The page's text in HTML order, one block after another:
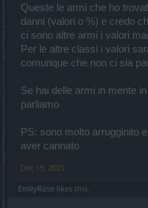
Queste le armi che ho
danni (valori o %) e credo
ci sono altre armi i valori
Per le altre classi i valori
comunque che non ci sia
Se hai delle armi in mente
parliamo
PS: sono molto arrugginito
aver cannato
Dec 15, 2021
EmilyRose likes this.